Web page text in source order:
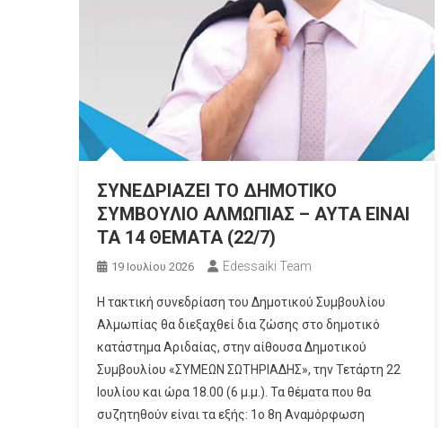
ΣΥΝΕΔΡΙΑΖΕΙ ΤΟ ΔΗΜΟΤΙΚΟ
ΣΥΜΒΟΥΛΙΟ ΑΛΜΩΠΙΑΣ – ΑΥΤΑ ΕΙΝΑΙ
ΤΑ 14 ΘΕΜΑΤΑ (22/7)
19 Ιουλίου 2026 Edessaiki Team
Η τακτική συνεδρίαση του Δημοτικού Συμβουλίου
Αλμωπίας θα διεξαχθεί δια ζώσης στο δημοτικό
κατάστημα Αριδαίας, στην αίθουσα Δημοτικού
Συμβουλίου «ΣΥΜΕΩΝ ΣΩΤΗΡΙΑΔΗΣ», την Τετάρτη 22
Ιουλίου και ώρα 18.00 (6 μ.μ.). Τα θέματα που θα
συζητηθούν είναι τα εξής: 1ο 8η Αναμόρφωση